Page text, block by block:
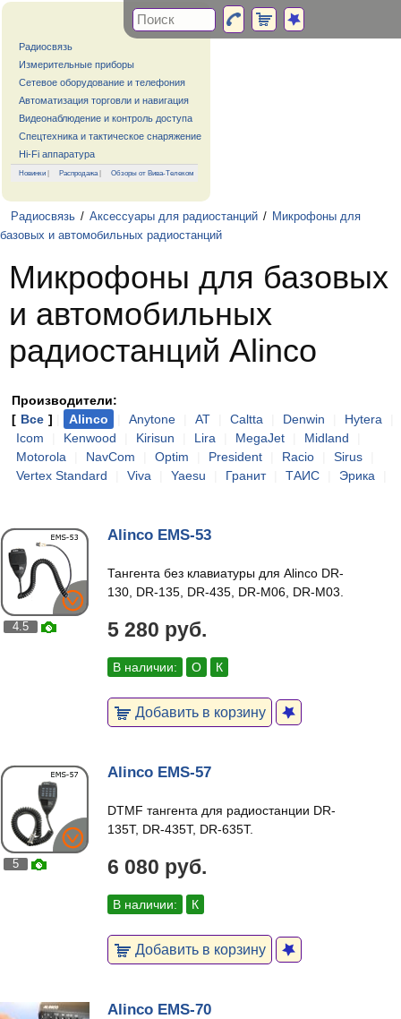
Радиосвязь
Измерительные приборы
Сетевое оборудование и телефония
Автоматизация торговли и навигация
Видеонаблюдение и контроль доступа
Спецтехника и тактическое снаряжение
Hi-Fi аппаратура
Новинки | Распродажа| Обзоры от Вива-Телеком
Радиосвязь / Аксессуары для радиостанций / Микрофоны для
базовых и автомобильных радиостанций
Микрофоны для базовых
и автомобильных
радиостанций Alinco
Производители:
[ Все ] Alinco Anytone AT Caltta Denwin Hytera
Icom
Kenwood Kirisun Lira MegaJet Midland
Motorola
NavCom Optim President Racio Sirus
Vertex Standard
Viva Yaesu Гранит ТАИС Эрика
4.5
Alinco EMS-53
Тангента без клавиатуры для Alinco DR-
130, DR-135, DR-435, DR-M06, DR-M03.
5 280 руб.
В наличии: О К
Добавить в корзину
5
Alinco EMS-57
DTMF тангента для радиостанции DR-
135T, DR-435T, DR-635T.
6 080 руб.
В наличии: К
Добавить в корзину
Alinco EMS-70